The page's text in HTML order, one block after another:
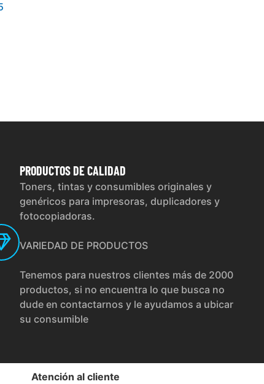
PRODUCTOSDE CALIDAD
Toners, tintas y consumibles originales y
genéricos para impresoras, duplicadores y
fotocopiadoras.
VARIEDAD DE PRODUCTOS
Tenemos para nuestros clientes más de 2000
productos, si no encuentra lo que busca no
dude en contactarnos y le ayudamos a ubicar
su consumible
Atención al cliente